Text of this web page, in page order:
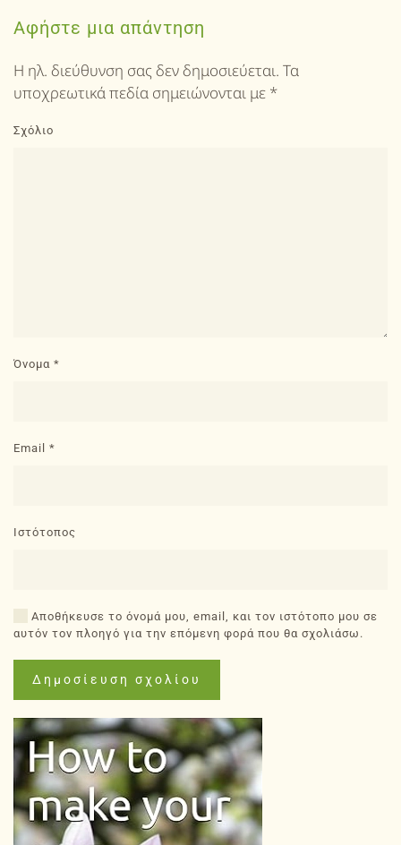
Αφήστε μια απάντηση
Η ηλ. διεύθυνση σας δεν δημοσιεύεται. Τα
υποχρεωτικά πεδία σημειώνονται με *
Σχόλιο
Όνομα *
Email *
Ιστότοπος
Αποθήκευσε το όνομά μου, email, και τον ιστότοπο μου σε
αυτόν τον πλοηγό για την επόμενη φορά που θα σχολιάσω.
Δημοσίευση σχολίου